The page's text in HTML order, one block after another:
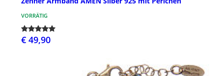
VORRÄTIG
€ 49,90